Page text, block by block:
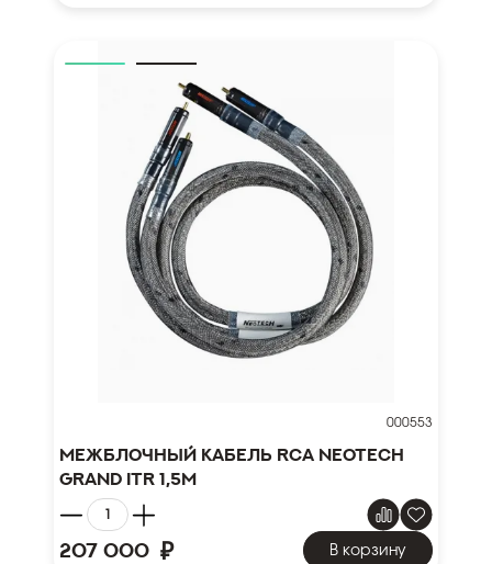
000553
Межблочный кабель RCA NEOTECH
GRAND ITR 1,5м
207 000 ₽ В корзину